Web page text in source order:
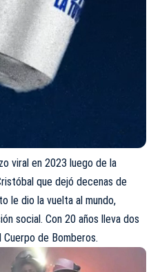
viral en 2023 luego de la
que dejó decenas de
le dio la vuelta al mundo,
social. Con 20 años lleva dos
de Bomberos.